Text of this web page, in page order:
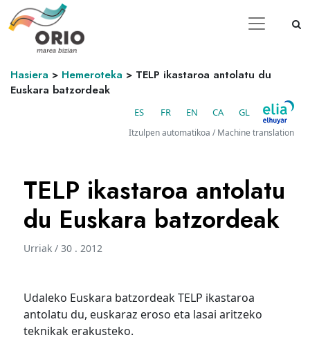
Hasiera > Hemeroteka > TELP ikastaroa antolatu du
Euskara batzordeak
ES FR EN CA GL
Itzulpen automatikoa / Machine translation
TELP ikastaroa antolatu
du Euskara batzordeak
Urriak / 30 . 2012
Udaleko Euskara batzordeak TELP ikastaroa
antolatu du, euskaraz eroso eta lasai aritzeko
teknikak erakusteko.